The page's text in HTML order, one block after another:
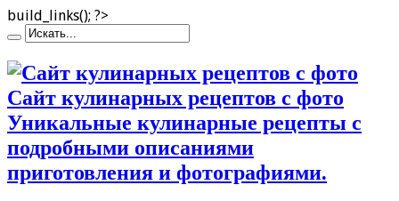
build_links(); ?>
Сайт кулинарных рецептов с фото
Уникальные кулинарные рецепты с
подробными описаниями
приготовления и фотографиями.